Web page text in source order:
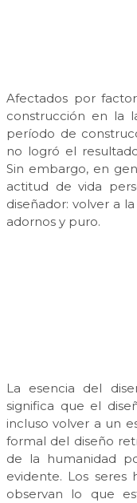
Afectados por
construcción en la
período de
no logró el
Sin embargo, en
actitud de vida
diseñador: volver a
adornos y puro.
La esencia del
significa que el
incluso volver a un
formal del diseño
de la humanidad
evidente. Los seres
observan lo que